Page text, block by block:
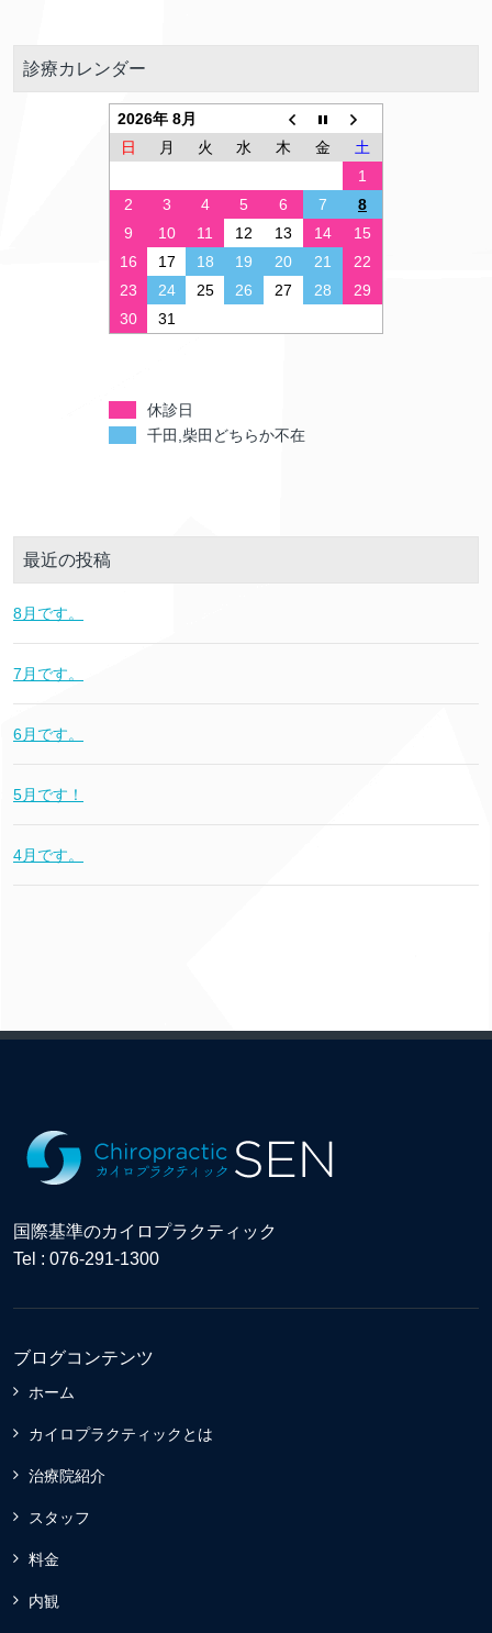
診療カレンダー
2026年 8月
日
月 火 水 木 金
土
1
2
3 4 5 6 7
8
9
10 11 12 13 14
15
16
17 18 19 20 21
22
23
24 25 26 27 28
29
30
31
休診日
千田,柴田どちらか不在
最近の投稿
8月です。
7月です。
6月です。
5月です！
4月です。
国際基準のカイロプラクティック
Tel : 076-291-1300
ブログコンテンツ
ホーム
カイロプラクティックとは
治療院紹介
スタッフ
料金
内観